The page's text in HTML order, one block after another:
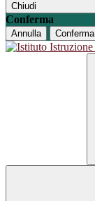
Chiudi
Conferma
Annulla Conferma